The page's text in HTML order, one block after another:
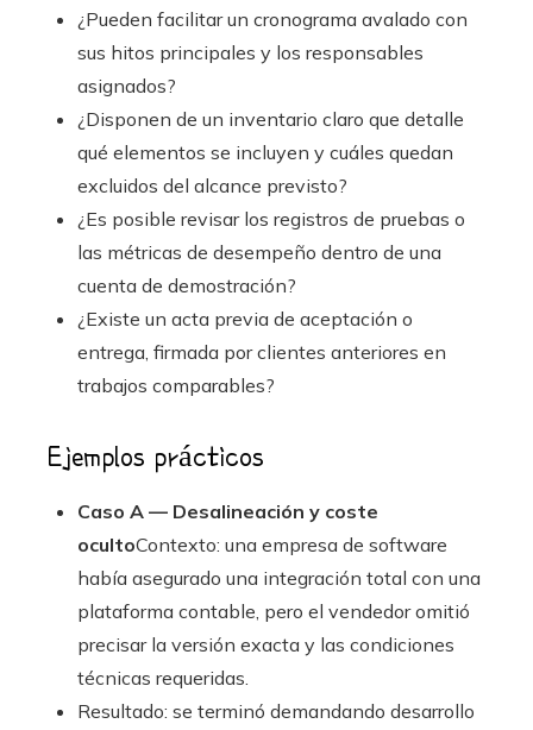
¿Pueden facilitar un cronograma avalado con
sus hitos principales y los responsables
asignados?
¿Disponen de un inventario claro que detalle
qué elementos se incluyen y cuáles quedan
excluidos del alcance previsto?
¿Es posible revisar los registros de pruebas o
las métricas de desempeño dentro de una
cuenta de demostración?
¿Existe un acta previa de aceptación o
entrega, firmada por clientes anteriores en
trabajos comparables?
Ejemplos prácticos
Caso A — Desalineación y coste
ocultoContexto: una empresa de software
había asegurado una integración total con una
plataforma contable, pero el vendedor omitió
precisar la versión exacta y las condiciones
técnicas requeridas.
Resultado: se terminó demandando desarrollo